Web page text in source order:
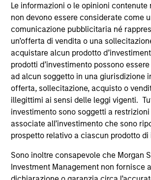
Le informazioni o le opinioni contenute
non devono essere considerate come
comunicazione pubblicitaria né
un’offerta di vendita o una
acquistare alcun prodotto
prodotti d’investimento possono
ad alcun soggetto in una giurisdizione
offerta, sollecitazione, acquisto o
illegittimi ai sensi delle leggi vigenti.
investimento sono soggetti a
associate all’investimento che sono
prospetto relativo a ciascun prodotto
Sono inoltre consapevole che Morgan
Investment Management non fornisce
documento contenente informazioni
investitori (KID o KIID), dello statuto e
annuali e semestrali e ulteriori
essere ottenute dal rappresentante in
rappresentante in Svizzera è Carnegie
11, rue du Général-Dufour, 1204 Ginevra.
in Svizzera è Banque Cantonale de
1204 Ginevra.
Se la società di gestione del Comparto
di cessare l’accordo di
in un Paese del SEE in cui esso è
lo farà nel rispetto delle norme OICVM.
Per i termini e le definizioni riguardanti
Tutti i dati di performance sono calcolati
del patrimonio netto (NAV), al netto delle